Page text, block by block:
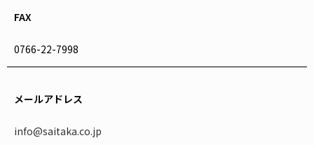
FAX
0766-22-7998
メールアドレス
info@saitaka.co.jp